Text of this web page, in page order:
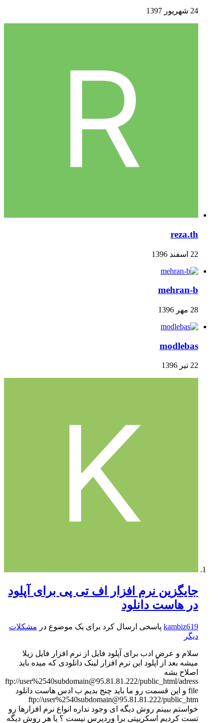
24 شهریور 1397
reza.th
22 اسفند 1396
mehran-b
28 مهر 1396
modlebas
22 تیر 1396
جایگزین نرم افزار اف تی پی برای آپلود
در هاست دانلود
kambiz619 پاسخی ارسال کرد برای یک موضوع در مشکلات
دیگر
سلام و عرض ادب برای آپلود فایل از نرم افزار فایل زیلا
میشه بعد از آپلود این نرم افزار لینک دانلودی که میده باید
اصلاح بشه
ftp://user%2540subdomain@95.81.81.222/public_html/adress
file و این قسمت رو ما باید چنج بدیم ب ادس هاست دانلود
ftp://user%2540subdomain@95.81.81.222/public_htm
خواستم ببینم روش دیگه ای وجود نداره انواع نرم افزارها رو
تست کردیم اسکریپتی برا وردپرس نیست ؟ یا هر روش دیگه